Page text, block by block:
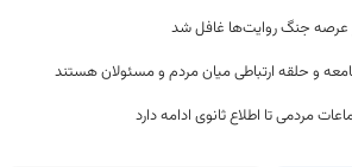
عرصه جنگ روایت‌ها غافل شد
و حلقه ارتباطی میان مردم و مسئولان هستند
مردمی تا اطلاع ثانوی ادامه دارد